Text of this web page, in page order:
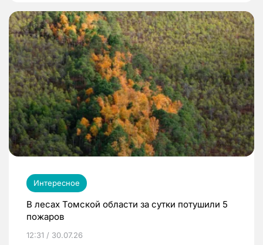
Интересное
В лесах Томской области за сутки потушили 5
пожаров
12:31 / 30.07.26